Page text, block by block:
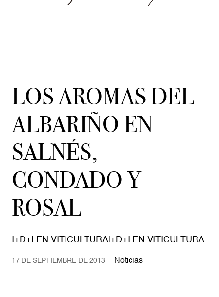
LOS AROMAS DEL
ALBARIÑO EN
SALNÉS,
CONDADO Y
ROSAL
I+D+I EN VITICULTURAI+D+I EN VITICULTURA
17 DE SEPTIEMBRE DE 2013 Noticias